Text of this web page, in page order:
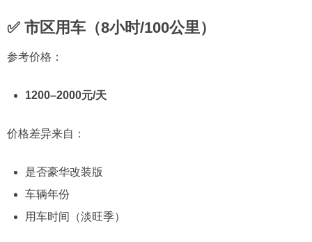
✅ 市区用车（8小时/100公里）
参考价格：
1200–2000元/天
价格差异来自：
是否豪华改装版
车辆年份
用车时间（淡旺季）